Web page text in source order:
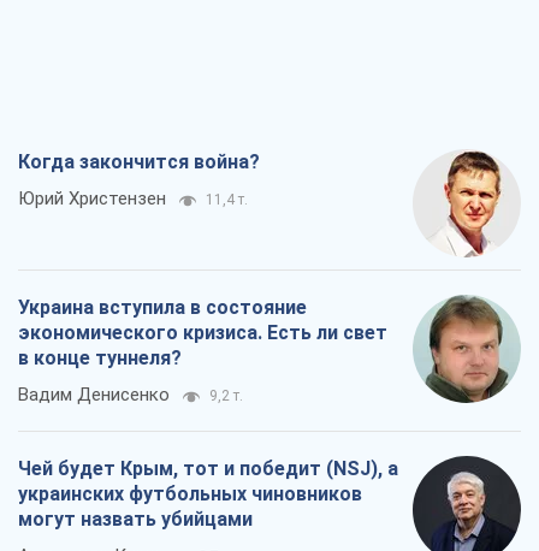
Когда закончится война?
Юрий Христензен 11,4 т.
Украина вступила в состояние
экономического кризиса. Есть ли свет
в конце туннеля?
Вадим Денисенко 9,2 т.
Чей будет Крым, тот и победит (NSJ), а
украинских футбольных чиновников
могут назвать убийцами